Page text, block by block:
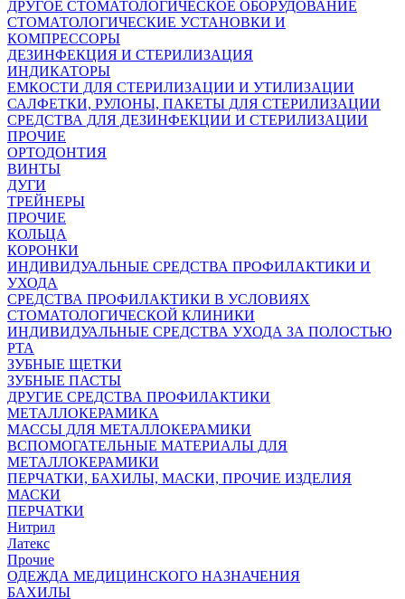
ДРУГОЕ СТОМАТОЛОГИЧЕСКОЕ ОБОРУДОВАНИЕ
СТОМАТОЛОГИЧЕСКИЕ УСТАНОВКИ И
КОМПРЕССОРЫ
ДЕЗИНФЕКЦИЯ И СТЕРИЛИЗАЦИЯ
ИНДИКАТОРЫ
ЕМКОСТИ ДЛЯ СТЕРИЛИЗАЦИИ И УТИЛИЗАЦИИ
САЛФЕТКИ, РУЛОНЫ, ПАКЕТЫ ДЛЯ СТЕРИЛИЗАЦИИ
СРЕДСТВА ДЛЯ ДЕЗИНФЕКЦИИ И СТЕРИЛИЗАЦИИ
ПРОЧИЕ
ОРТОДОНТИЯ
ВИНТЫ
ДУГИ
ТРЕЙНЕРЫ
ПРОЧИЕ
КОЛЬЦА
КОРОНКИ
ИНДИВИДУАЛЬНЫЕ СРЕДСТВА ПРОФИЛАКТИКИ И
УХОДА
СРЕДСТВА ПРОФИЛАКТИКИ В УСЛОВИЯХ
СТОМАТОЛОГИЧЕСКОЙ КЛИНИКИ
ИНДИВИДУАЛЬНЫЕ СРЕДСТВА УХОДА ЗА ПОЛОСТЬЮ
РТА
ЗУБНЫЕ ЩЕТКИ
ЗУБНЫЕ ПАСТЫ
ДРУГИЕ СРЕДСТВА ПРОФИЛАКТИКИ
МЕТАЛЛОКЕРАМИКА
МАССЫ ДЛЯ МЕТАЛЛОКЕРАМИКИ
ВСПОМОГАТЕЛЬНЫЕ МАТЕРИАЛЫ ДЛЯ
МЕТАЛЛОКЕРАМИКИ
ПЕРЧАТКИ, БАХИЛЫ, МАСКИ, ПРОЧИЕ ИЗДЕЛИЯ
МАСКИ
ПЕРЧАТКИ
Нитрил
Латекс
Прочие
ОДЕЖДА МЕДИЦИНСКОГО НАЗНАЧЕНИЯ
БАХИЛЫ